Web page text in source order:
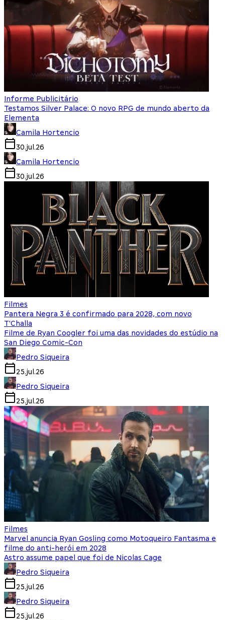
Informe Publicitário
Testamos Silver Palace: O novo RPG de mundo aberto da
Elementa
Camila Hortencio
30.jul.26
Camila Hortencio
30.jul.26
Filmes
Pantera Negra 3 é confirmado para 2028, com novo
T'Challa
Filme de Ryan Coogler foi uma das novidades do estúdio na
San Diego Comic-Con
Pedro Siqueira
25.jul.26
Pedro Siqueira
25.jul.26
Filmes
Marvel anuncia Ryan Gosling como Motoqueiro Fantasma e
filme do anti-herói em 2028
Astro assume papel que foi de Nicolas Cage
Pedro Siqueira
25.jul.26
Pedro Siqueira
25.jul.26